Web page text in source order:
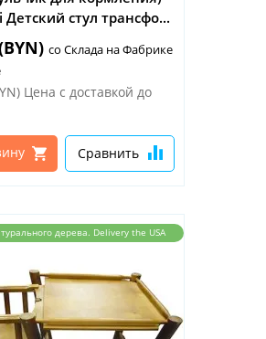
Детский стул трансфо...
со Склада на Фабрике
Цена с доставкой до
Сравнить
дерева. Delivery the USA